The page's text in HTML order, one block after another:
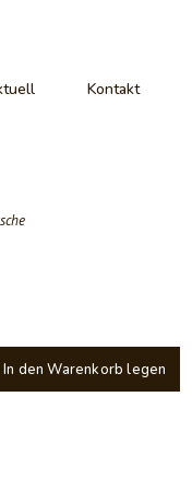
Kontakt
In den Warenkorb legen